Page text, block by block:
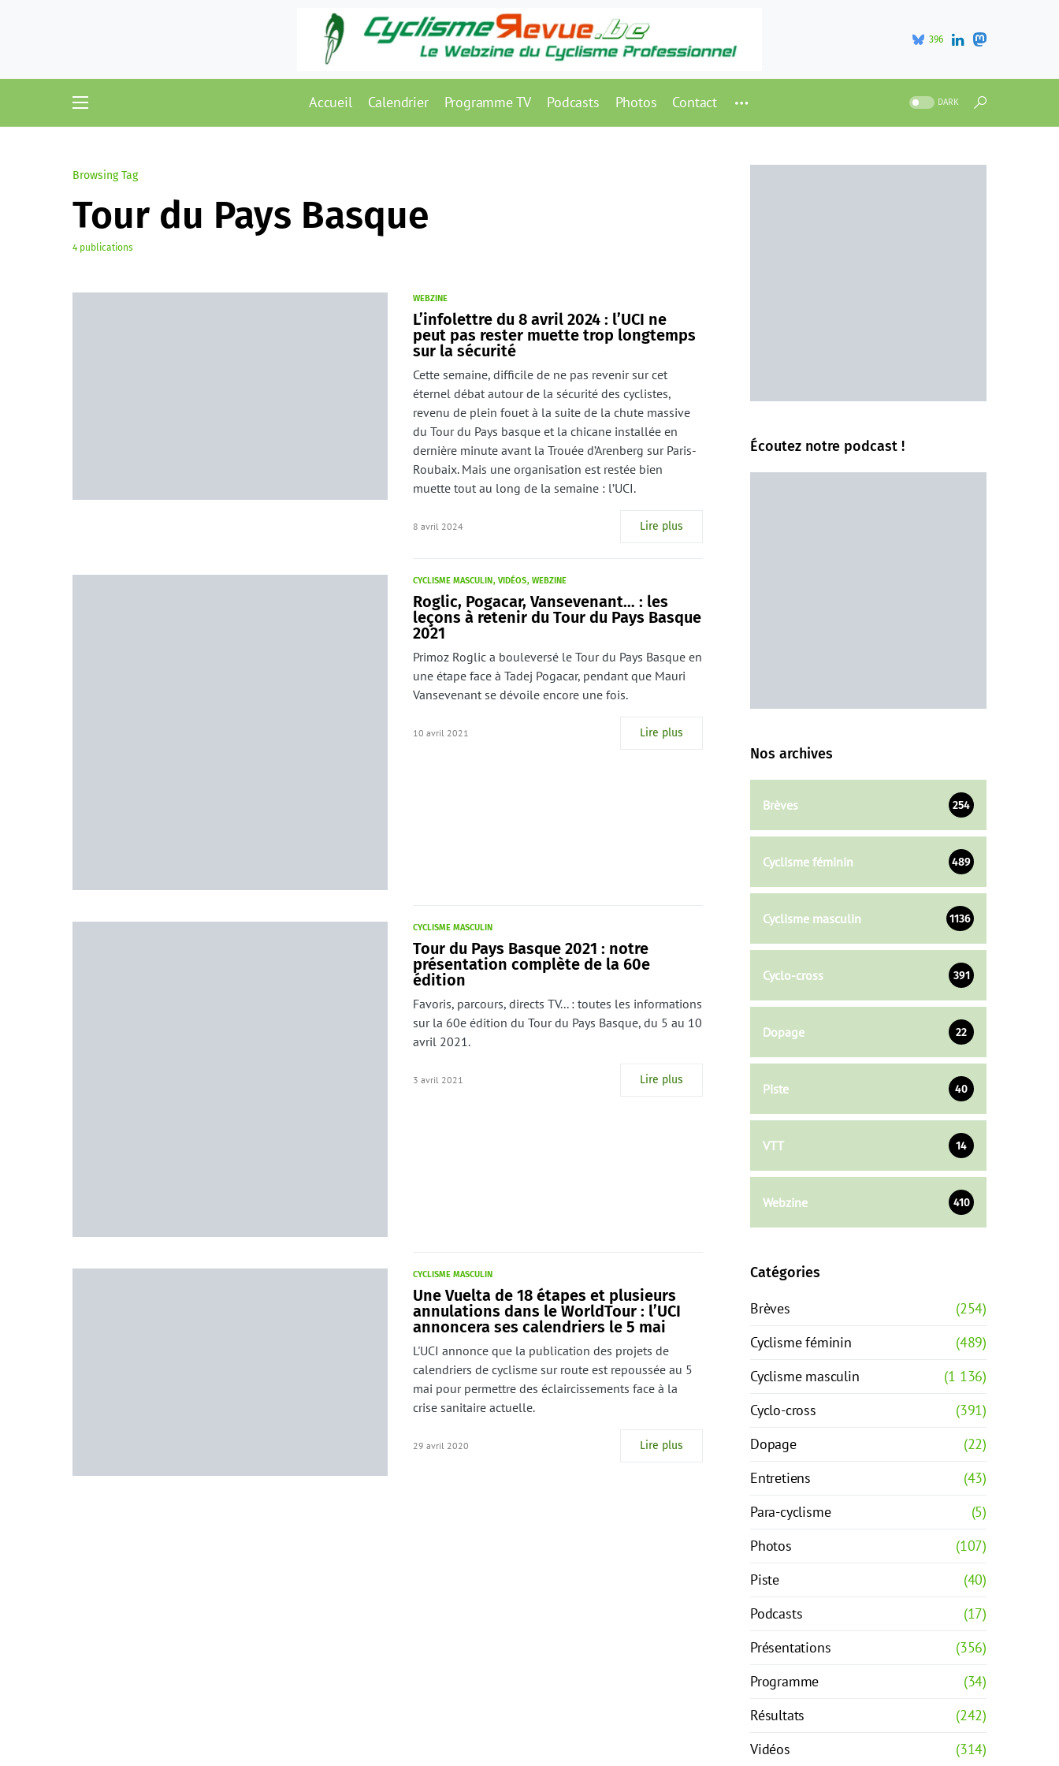
396
Accueil Calendrier Programme TV Podcasts Photos Contact DARK
Browsing Tag
Tour du Pays Basque
4 publications
WEBZINE
L’infolettre du 8 avril 2024 : l’UCI ne
peut pas rester muette trop longtemps
sur la sécurité
Cette semaine, difficile de ne pas revenir sur cet
éternel débat autour de la sécurité des cyclistes,
revenu de plein fouet à la suite de la chute massive
du Tour du Pays basque et la chicane installée en
dernière minute avant la Trouée d’Arenberg sur Paris-
Roubaix. Mais une organisation est restée bien
muette tout au long de la semaine : l’UCI.
8 avril 2024 Lire plus
CYCLISME MASCULIN VIDÉOS WEBZINE
Roglic, Pogacar, Vansevenant… : les
leçons à retenir du Tour du Pays Basque
2021
Primoz Roglic a bouleversé le Tour du Pays Basque en
une étape face à Tadej Pogacar, pendant que Mauri
Vansevenant se dévoile encore une fois.
10 avril 2021 Lire plus
CYCLISME MASCULIN
Tour du Pays Basque 2021 : notre
présentation complète de la 60e
édition
Favoris, parcours, directs TV... : toutes les informations
sur la 60e édition du Tour du Pays Basque, du 5 au 10
avril 2021.
3 avril 2021 Lire plus
CYCLISME MASCULIN
Une Vuelta de 18 étapes et plusieurs
annulations dans le WorldTour : l’UCI
annoncera ses calendriers le 5 mai
L'UCI annonce que la publication des projets de
calendriers de cyclisme sur route est repoussée au 5
mai pour permettre des éclaircissements face à la
crise sanitaire actuelle.
29 avril 2020 Lire plus
Écoutez notre podcast !
Nos archives
Brèves 254
Cyclisme féminin 489
Cyclisme masculin 1136
Cyclo-cross 391
Dopage 22
Piste 40
VTT 14
Webzine 410
Catégories
Brèves
(254)
Cyclisme féminin
(489)
Cyclisme masculin
(1 136)
Cyclo-cross
(391)
Dopage
(22)
Entretiens
(43)
Para-cyclisme
(5)
Photos
(107)
Piste
(40)
Podcasts
(17)
Présentations
(356)
Programme
(34)
Résultats
(242)
Vidéos
(314)